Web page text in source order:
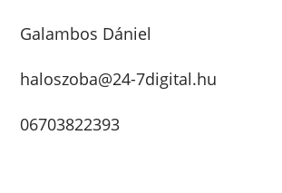
Galambos Dániel
haloszoba@24-7digital.hu
06703822393